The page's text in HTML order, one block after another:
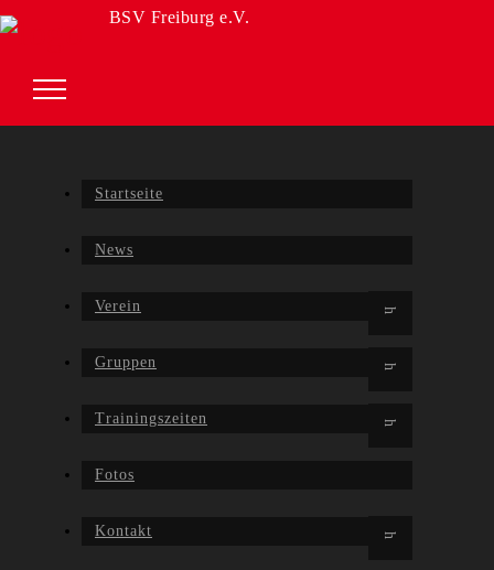
BSV Freiburg e.V.
Startseite
News
Verein
Gruppen
Trainingszeiten
Fotos
Kontakt